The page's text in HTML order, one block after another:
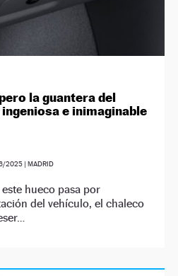
la guantera del
e inimaginable
2025| MADRID
hueco pasa por
del vehículo, el chaleco